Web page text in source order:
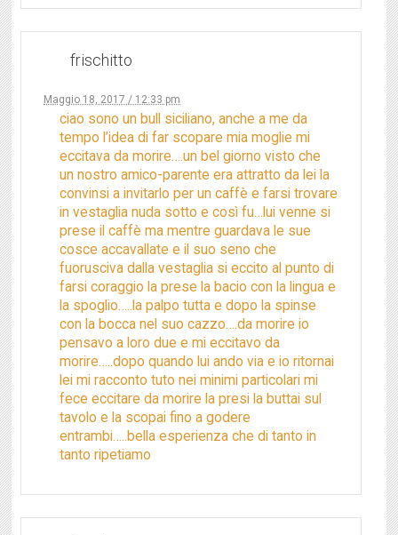
frischitto
Maggio 18, 2017 / 12:33 pm
ciao sono un bull siciliano, anche a me da
tempo l’idea di far scopare mia moglie mi
eccitava da morire….un bel giorno visto che
un nostro amico-parente era attratto da lei la
convinsi a invitarlo per un caffè e farsi trovare
in vestaglia nuda sotto e così fu…lui venne si
prese il caffè ma mentre guardava le sue
cosce accavallate e il suo seno che
fuorusciva dalla vestaglia si eccito al punto di
farsi coraggio la prese la bacio con la lingua e
la spoglio…..la palpo tutta e dopo la spinse
con la bocca nel suo cazzo….da morire io
pensavo a loro due e mi eccitavo da
morire…..dopo quando lui ando via e io ritornai
lei mi racconto tuto nei minimi particolari mi
fece eccitare da morire la presi la buttai sul
tavolo e la scopai fino a godere
entrambi…..bella esperienza che di tanto in
tanto ripetiamo